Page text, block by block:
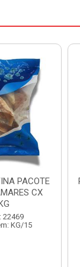
CX 15KG
22472
KG/15